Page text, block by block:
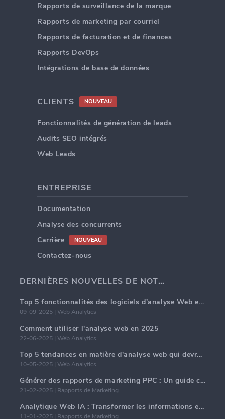
Rapports de surveillance de la marque
Rapports de marketing par courriel
Rapports de facturation et de finances
Rapports DevOps
Intégrations de base de données
CLIENTS NOUVEAU
Fonctionnalités de génération de leads
Audits SEO intégrés
Web Leads
ENTREPRISE
Documentation
Analyse des concurrents
Carrière
NOUVEAU
Contactez-nous
DERNIÈRES NOUVELLES DE NOTRE BLOG
Top 5 fonctionnalités des logiciels d'analyse Web en 2025
09-09-2025 | Web Analytics
Comment utiliser l'analyse web en 2025
22-06-2025 | Web Analytics
Top 5 tendances en matière d'analyse web qui devraient dominer en 2025
10-05-2025 | Web Analytics
Générer des rapports de marketing PPC : Un guide complet
21-02-2025 | Rapports de Marketing
Analytique Web IA : Transformer les informations en données avec précision
11-01-2025 | Rapports de Marketing